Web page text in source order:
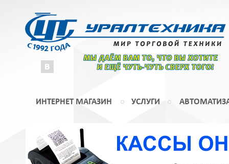
МЫ ДАЁМ ВАМ ТО, ЧТО ВЫ ХОТИТЕ
И ЕЩЁ ЧУТЬ-ЧУТЬ СВЕРХ ТОГО!
ИНТЕРНЕТ МАГАЗИН УСЛУГИ